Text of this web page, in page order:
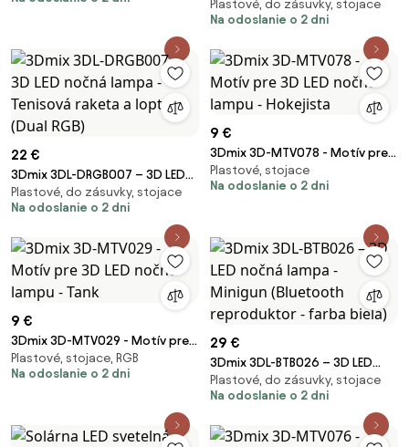
nočná lampa - Futbalista
(Bluetooth reproduktor - farba
Plastové, do zásuvky, stojace
Na odoslanie o 2 dni
22 €
3Dmix 3DL-DRGB007 – 3D LED
nočná lampa - Tenisová raketa
a lopta (Dual RGB)
Plastové, do zásuvky, stojace
Na odoslanie o 2 dni
9 €
3Dmix 3D-MTV078 - Motív pre
3D LED nočnú lampu - Hokejista
Plastové, stojace
Na odoslanie o 2 dni
9 €
3Dmix 3D-MTV029 - Motív pre
3D LED nočnú lampu - Tank
Plastové, stojace, RGB
Na odoslanie o 2 dni
29 €
3Dmix 3DL-BTB026 – 3D LED
nočná lampa - Minigun
(Bluetooth reproduktor - farba
Plastové, do zásuvky, stojace
Na odoslanie o 2 dni